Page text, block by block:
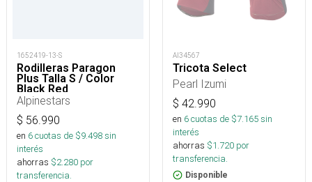
1652419-13-S
Rodilleras Paragon
Plus Talla S / Color
Black Red
Alpinestars
$ 56.990
en 6cuotas de $9.498sin
interés
ahorras $2.280 por
transferencia.
AI34567
Tricota Select
Pearl Izumi
$ 42.990
en 6cuotas de $7.165sin
interés
ahorras $1.720 por
transferencia.
Disponible